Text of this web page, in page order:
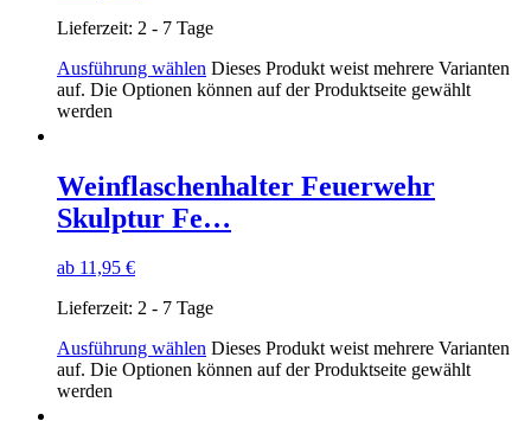
Lieferzeit: 2 - 7 Tage
Ausführung wählen Dieses Produkt weist mehrere Varianten
auf. Die Optionen können auf der Produktseite gewählt
werden
Weinflaschenhalter Feuerwehr
Skulptur Fe…
ab 11,95 €
Lieferzeit: 2 - 7 Tage
Ausführung wählen Dieses Produkt weist mehrere Varianten
auf. Die Optionen können auf der Produktseite gewählt
werden